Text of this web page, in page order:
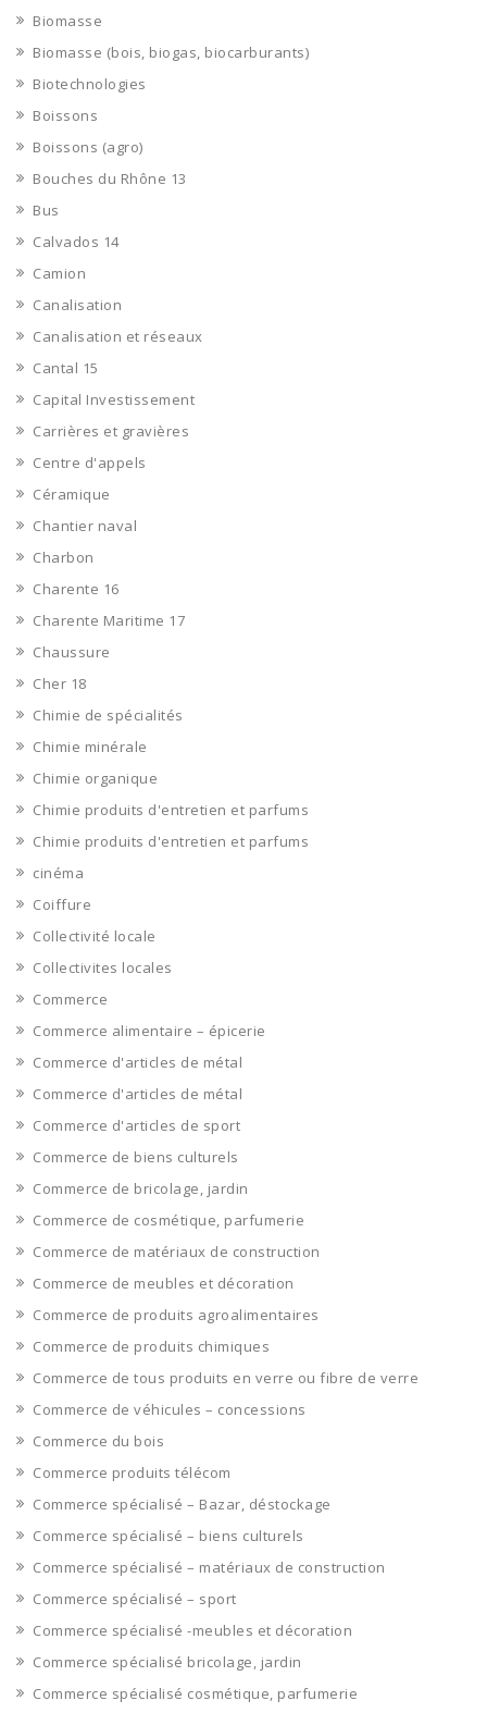
Biomasse
Biomasse (bois, biogas, biocarburants)
Biotechnologies
Boissons
Boissons (agro)
Bouches du Rhône 13
Bus
Calvados 14
Camion
Canalisation
Canalisation et réseaux
Cantal 15
Capital Investissement
Carrières et gravières
Centre d'appels
Céramique
Chantier naval
Charbon
Charente 16
Charente Maritime 17
Chaussure
Cher 18
Chimie de spécialités
Chimie minérale
Chimie organique
Chimie produits d'entretien et parfums
Chimie produits d'entretien et parfums
cinéma
Coiffure
Collectivité locale
Collectivites locales
Commerce
Commerce alimentaire – épicerie
Commerce d'articles de métal
Commerce d'articles de métal
Commerce d'articles de sport
Commerce de biens culturels
Commerce de bricolage, jardin
Commerce de cosmétique, parfumerie
Commerce de matériaux de construction
Commerce de meubles et décoration
Commerce de produits agroalimentaires
Commerce de produits chimiques
Commerce de tous produits en verre ou fibre de verre
Commerce de véhicules – concessions
Commerce du bois
Commerce produits télécom
Commerce spécialisé – Bazar, déstockage
Commerce spécialisé – biens culturels
Commerce spécialisé – matériaux de construction
Commerce spécialisé – sport
Commerce spécialisé -meubles et décoration
Commerce spécialisé bricolage, jardin
Commerce spécialisé cosmétique, parfumerie